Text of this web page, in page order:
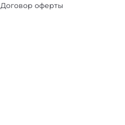
Договор оферты